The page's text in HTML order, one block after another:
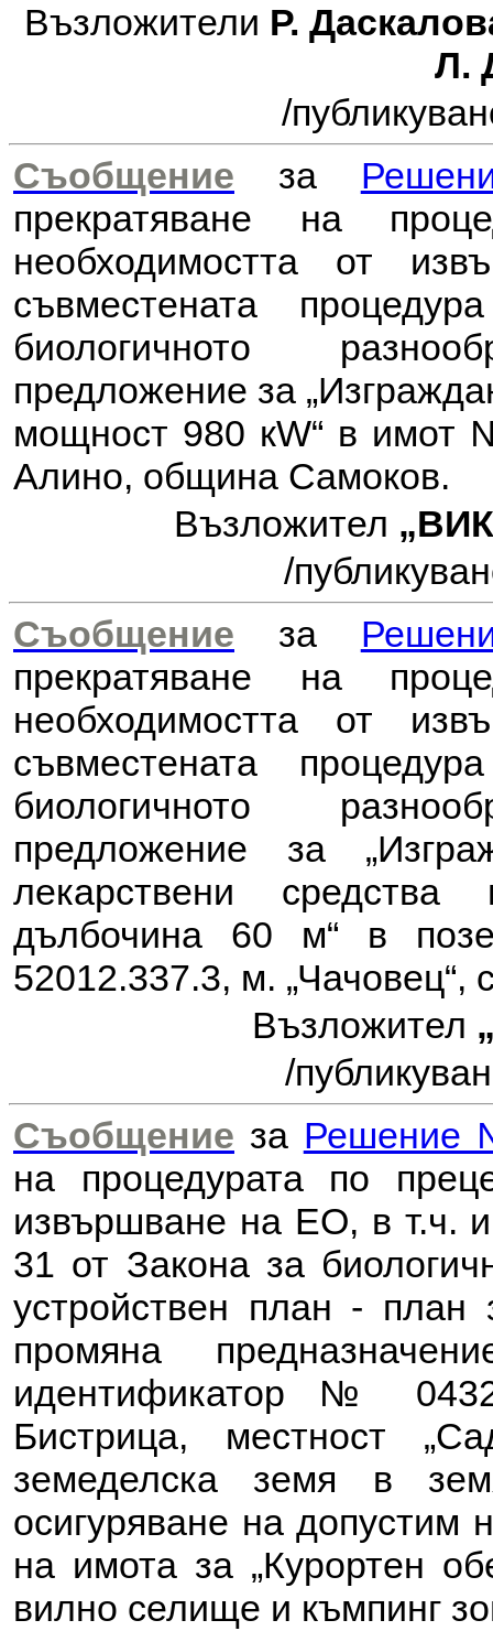
Възложители Р.
Л.
/
Съобщение за
прекратяване на
необходимостта от
съвместената
биологичното
предложение за
мощност 980 кW“ в имот
Алино, община Самоков.
Възложител
/
Съобщение за
прекратяване на
необходимостта от
съвместената
биологичното
предложение за
лекарствени
дълбочина 60 м“ в
52012.337.3, м.
Възложител
/
Съобщение за Решение
на процедурата по
извършване на ЕО, в т.ч.
31 от Закона за
устройствен план -
промяна
идентификатор №
Бистрица, местност
земеделска земя в
осигуряване на допустим
на имота за „Курортен
вилно селище и къмпинг